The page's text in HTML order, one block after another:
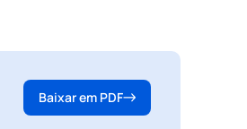
Baixar em PDF